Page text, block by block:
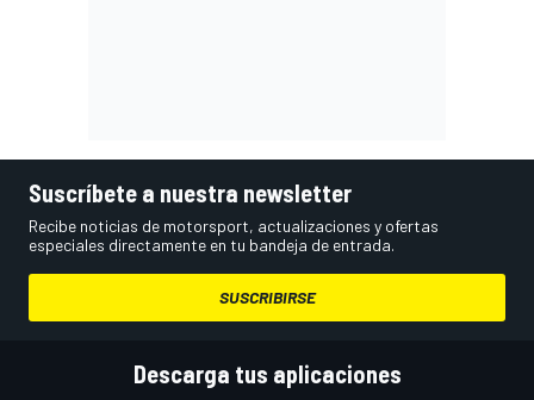
Suscríbete a nuestra newsletter
Recibe noticias de motorsport, actualizaciones y ofertas
especiales directamente en tu bandeja de entrada.
SUSCRIBIRSE
Descarga tus aplicaciones